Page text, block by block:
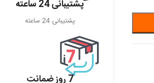
پشتیبانی 24 ساعته
پشتیبانی 24 ساعته
7 روز ضمانت